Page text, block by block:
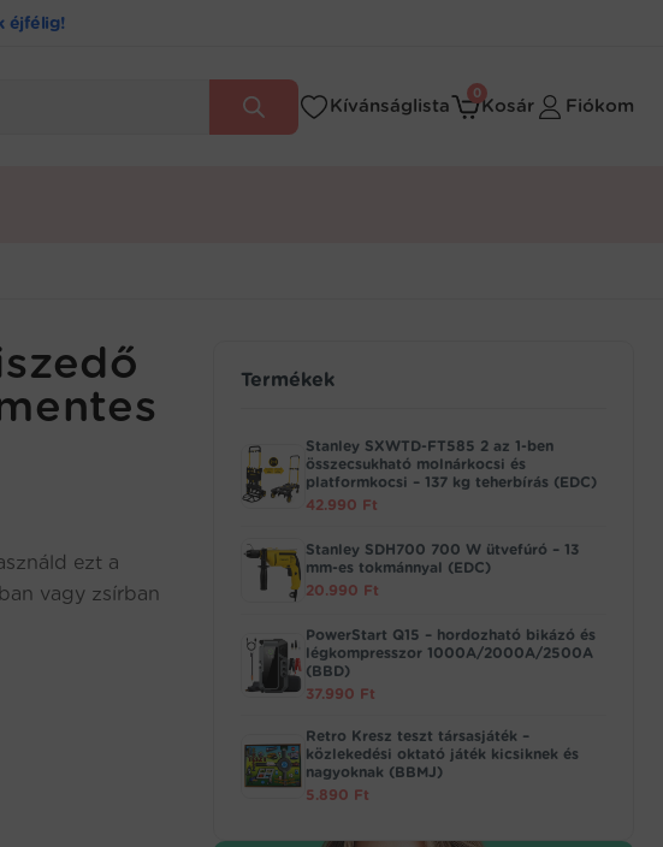
éjfélig!
Kívánságlista
0
Kosár Fiókom
ezt a
vagy zsírban
Termékek
Stanley SXWTD-FT585 2 az 1-ben
összecsukható molnárkocsi és
platformkocsi – 137 kg teherbírás (EDC)
42.990 Ft
Stanley SDH700 700 W ütvefúró – 13
mm-es tokmánnyal (EDC)
20.990 Ft
PowerStart Q15 – hordozható bikázó és
légkompresszor 1000A/2000A/2500A
(BBD)
37.990 Ft
Retro Kresz teszt társasjáték –
közlekedési oktató játék kicsiknek és
nagyoknak (BBMJ)
5.890 Ft